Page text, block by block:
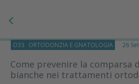
O33 ORTODONZIA E GNATOLOGIA 26
Come prevenire la comparsa
bianche nei trattamenti